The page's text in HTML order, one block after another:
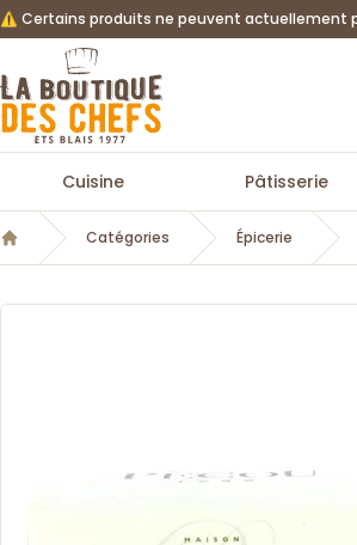
⚠️ Certains produits ne peuvent actuellement
La Boutique des chefs
Cuisine Pâtisserie
Accueil
Catégories Épicerie